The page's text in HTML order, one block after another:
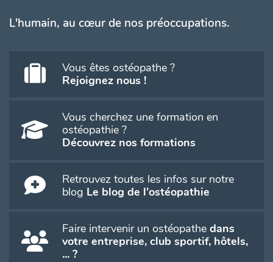
L'humain, au cœur de nos préoccupations.
Vous êtes ostéopathe ?
Rejoignez nous !
Vous cherchez une formation en
ostéopathie ?
Découvrez nos formations
Retrouvez toutes les infos sur notre
blog Le blog de l'ostéopathie
Faire intervenir un ostéopathe dans
votre entreprise, club sportif, hôtels,
... ?